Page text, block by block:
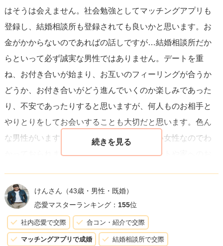
はそうは会えません。社会勉強としてマッチングアプリも
登録し、結婚相談所も登録されても良いかと思います。お
金がかからないのであればの話しですが…結婚相談所だか
らといって必ず誠実な男性ではありません。デートを重
ね、お付き合いが始まり、お互いのフィーリングが合うか
どうか、お付き合いがどう進んでいくのか楽しみであった
り、不安であったりすると思いますが、何人ものお相手と
やりとりをしてお会いすることも大切だと思います。色ん
な男性がいます。あなたはきちんとした賢い女性なのでわ
かっておられますが、いきなりの車でのデートや家へのお
が不安にならないように順番を追って進んでいただけま
す。良い人に合うまではたくさんの男性との交流をお勧め
します。頑張って下さいね。
けんさん （43歳・男性・既婚）
恋愛マスターランキング： 155位
社内恋愛で交際 合コン・紹介で交際
マッチングアプリで成婚 結婚相談所で交際